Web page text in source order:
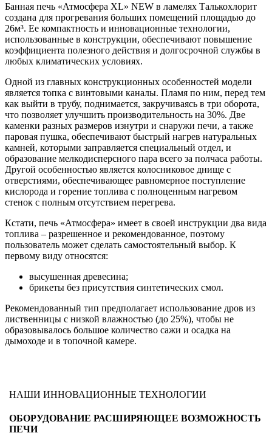
Банная печь «Атмосфера XL» NEW в ламелях Талькохлорит
создана для прогревания больших помещений площадью до
26м³. Ее компактность и инновационные технологии,
использованные в конструкции, обеспечивают повышение
коэффициента полезного действия и долгосрочной службы в
любых климатических условиях.
Одной из главных конструкционных особенностей модели
является топка с винтовыми каналы. Пламя по ним, перед тем
как выйти в трубу, поднимается, закручиваясь в три оборота,
что позволяет улучшить производительность на 30%. Две
каменки разных размеров изнутри и снаружи печи, а также
паровая пушка, обеспечивают быстрый нагрев натуральных
камней, которыми заправляется специальный отдел, и
образование мелкодисперсного пара всего за полчаса работы.
Другой особенностью является колосниковое днище с
отверстиями, обеспечивающее равномерное поступление
кислорода и горение топлива с полноценным нагревом
стенок с полным отсутствием перегрева.
Кстати, печь «Атмосфера» имеет в своей инструкции два вида
топлива – разрешенное и рекомендованное, поэтому
пользователь может сделать самостоятельный выбор. К
первому виду относятся:
высушенная древесина;
брикеты без присутствия синтетических смол.
Рекомендованный тип предполагает использование дров из
лиственницы с низкой влажностью (до 25%), чтобы не
образовывалось большое количество сажи и осадка на
дымоходе и в топочной камере.
НАШИ ИННОВАЦИОННЫЕ ТЕХНОЛОГИИ
ОБОРУДОВАНИЕ РАСШИРЯЮЩЕЕ ВОЗМОЖНОСТЬ
ПЕЧИ